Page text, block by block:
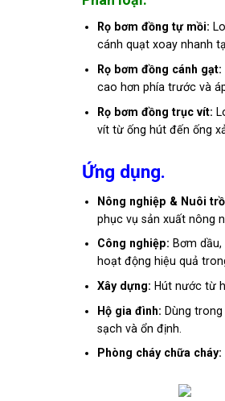
Rọ bơm đồng tự mồi:
cánh quạt xoay nhanh
Rọ bơm đồng cánh gạt:
cao hơn phía trước và
Rọ bơm đồng trục vít:
vít từ ống hút đến ống
Ứng dụng.
Nông nghiệp & Nuôi
phục vụ sản xuất nông
Công nghiệp: Bơm
hoạt động hiệu quả
Xây dựng: Hút nước từ
Hộ gia đình: Dùng
sạch và ổn định.
Phòng cháy chữa cháy: